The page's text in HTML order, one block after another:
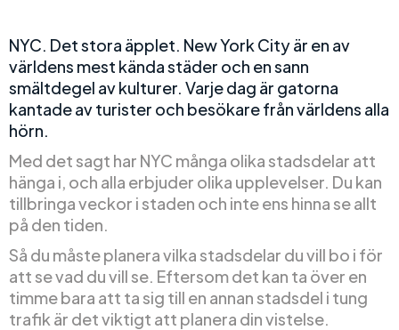
NYC. Det stora äpplet. New York City är en av
världens mest kända städer och en sann
smältdegel av kulturer. Varje dag är gatorna
kantade av turister och besökare från världens alla
hörn.
Med det sagt har NYC många olika stadsdelar att
hänga i, och alla erbjuder olika upplevelser. Du kan
tillbringa veckor i staden och inte ens hinna se allt
på den tiden.
Så du måste planera vilka stadsdelar du vill bo i för
att se vad du vill se. Eftersom det kan ta över en
timme bara att ta sig till en annan stadsdel i tung
trafik är det viktigt att planera din vistelse.